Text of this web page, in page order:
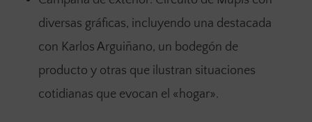
diversas gráficas, incluyendo una destacada
con Karlos Arguiñano, un bodegón de
producto y otras que ilustran situaciones
cotidianas que evocan el «hogar».